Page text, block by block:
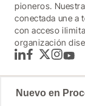
pioneros.
conectada une a
con acceso
organización
LinkedInFacebook
TwitterInstagram
YouTube
Nuevo en